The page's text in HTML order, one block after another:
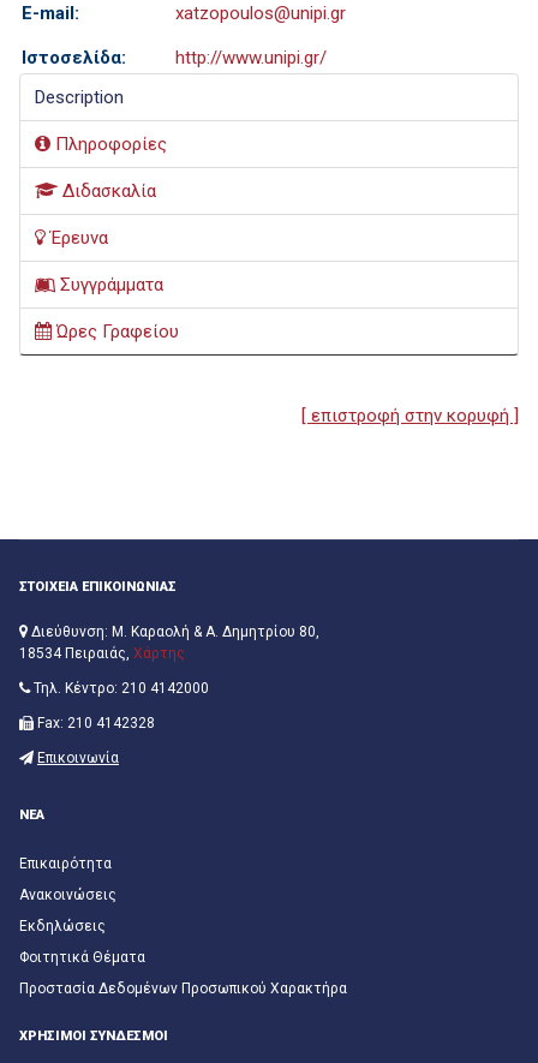
E-mail: xatzopoulos@unipi.gr
Ιστοσελίδα:
http://www.unipi.gr/
Description
Πληροφορίες
Διδασκαλία
Έρευνα
Συγγράμματα
Ώρες Γραφείου
[ επιστροφή στην κορυφή ]
ΣΤΟΙΧΕΙΑ ΕΠΙΚΟΙΝΩΝΙΑΣ
Διεύθυνση: Μ. Καραολή & Α. Δημητρίου 80,
18534 Πειραιάς, Χάρτης
Τηλ. Κέντρο: 210 4142000
Fax: 210 4142328
Επικοινωνία
ΝΕΑ
Επικαιρότητα
Ανακοινώσεις
Εκδηλώσεις
Φοιτητικά Θέματα
Προστασία Δεδομένων Προσωπικού Χαρακτήρα
ΧΡΗΣΙΜΟΙ ΣΥΝΔΕΣΜΟΙ